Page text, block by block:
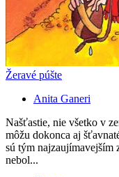
Žeravé púšte
Anita Ganeri
Našťastie, nie všetko v
môžu dokonca aj
sú tým najzaujímavejším
nebol...